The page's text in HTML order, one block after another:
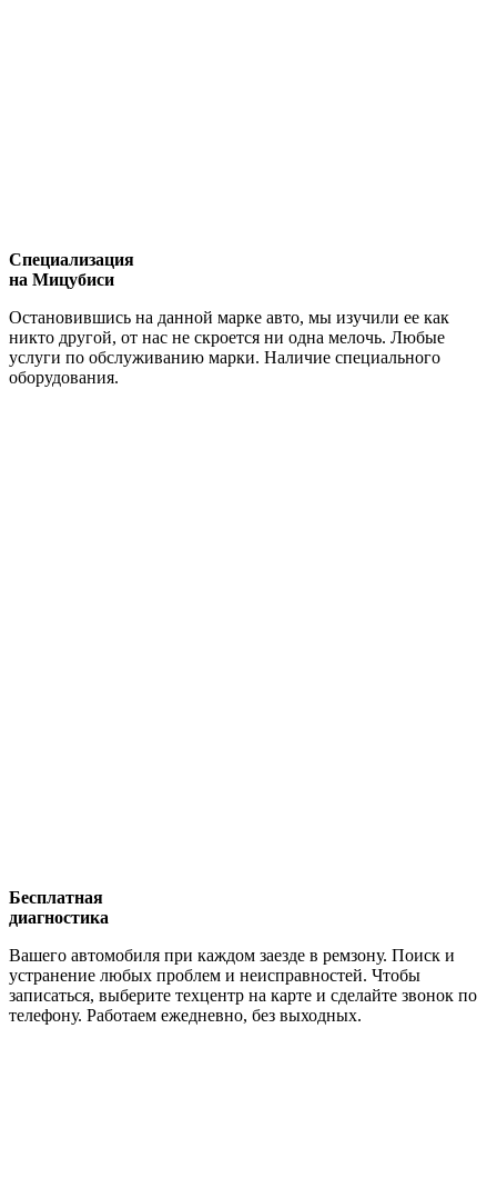
Специализация
на Мицубиси
Остановившись на данной марке авто, мы изучили ее как
никто другой, от нас не скроется ни одна мелочь. Любые
услуги по обслуживанию марки. Наличие специального
оборудования.
Бесплатная
диагностика
Вашего автомобиля при каждом заезде в ремзону. Поиск и
устранение любых проблем и неисправностей. Чтобы
записаться, выберите техцентр на карте и сделайте звонок по
телефону. Работаем ежедневно, без выходных.